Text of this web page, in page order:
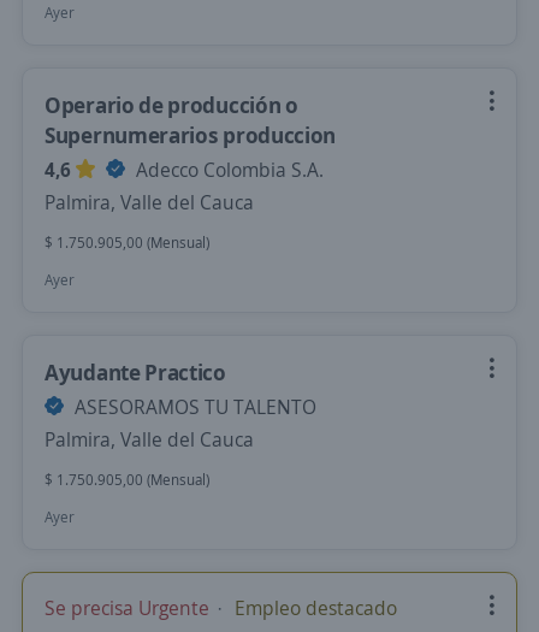
Ayer
Operario de producción o
Supernumerarios produccion
4,6
Adecco Colombia S.A.
Palmira, Valle del Cauca
$ 1.750.905,00 (Mensual)
Ayer
Ayudante Practico
ASESORAMOS TU TALENTO
Palmira, Valle del Cauca
$ 1.750.905,00 (Mensual)
Ayer
Se precisa Urgente Empleo destacado